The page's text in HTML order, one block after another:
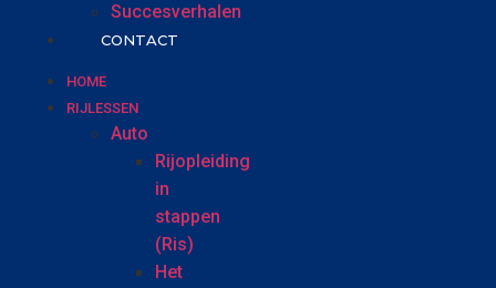
Succesverhalen
CONTACT
HOME
RIJLESSEN
Auto
Rijopleiding
in
stappen
(Ris)
Het